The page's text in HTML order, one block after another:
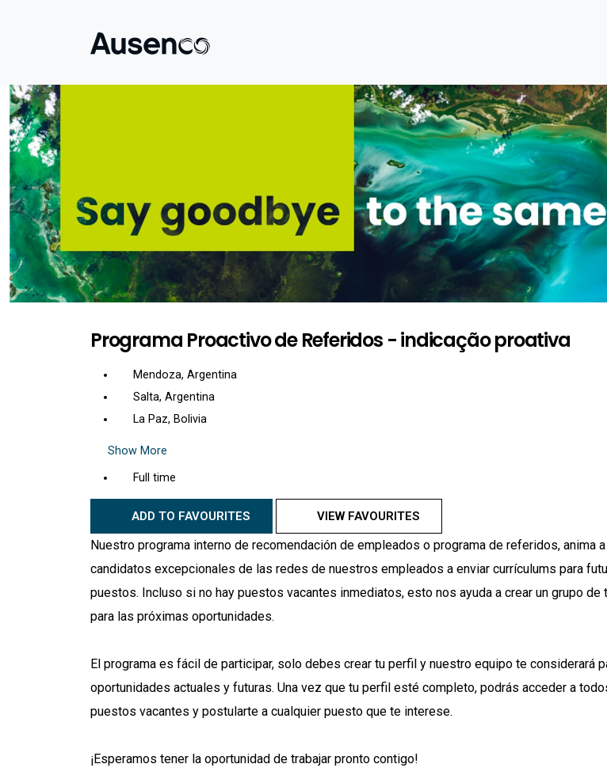
Programa Proactivo de Referidos - indicação proativa
Mendoza, Argentina
Salta, Argentina
La Paz, Bolivia
Show More
Full time
ADD TO FAVOURITES VIEW FAVOURITES
Nuestro programa interno de recomendación de empleados o programa de referidos, anima
candidatos excepcionales de las redes de nuestros empleados a enviar currículums para
puestos. Incluso si no hay puestos vacantes inmediatos, esto nos ayuda a crear un grupo de
para las próximas oportunidades.
El programa es fácil de participar, solo debes crear tu perfil y nuestro equipo te considerará
oportunidades actuales y futuras. Una vez que tu perfil esté completo, podrás acceder a
puestos vacantes y postularte a cualquier puesto que te interese.
¡Esperamos tener la oportunidad de trabajar pronto contigo!